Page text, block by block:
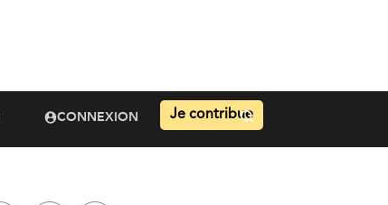
CONNEXION Je contribue